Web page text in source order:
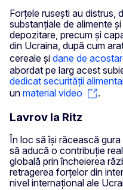
Forțele rusești au distrus,
substanțiale de alimente
depozitare, precum și
din Ucraina, după cum
cereale și dane de
abordat pe larg acest
dedicat securității
un material video .
Lavrov la Ritz
În loc să își răcească
să aducă o contribuție
globală prin încheierea
retragerea forțelor din
nivel internațional ale